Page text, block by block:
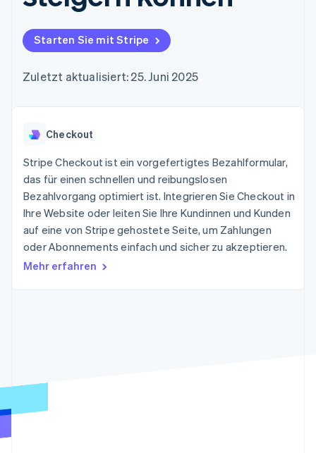
Zugriff auf mehr als
125
Terminal
Zahlungen vor Ort
Boost
Autorisierungsraten
Beschleunigter
Financial
Connections
Verbundene
Finanzdaten
Data Pipeline
Product roadmap
CO₂-Entnahme
Geldmanagement
SaaS
Bewirtung, Reisen und
Freizeit
Versicherungen
Medien und
Unterhaltung
Gemeinnützige
Organisationen
Fachdienstleistungen
Öffentlicher Sektor
Einzelhandel
Marktplatz auf
Abonnementverwaltung
nutzungsbasierte
Karten ausgeben: So
Diensten mit Agenten
Ressourcen
App-Integrationen
Code-Beispiele
Entwickler-Blog
API-Status
Stripe Sessions
Karriere
Stripe Press
kontaktieren
Partner werden
Starten Sie mit Stripe
Zuletzt aktualisiert: 25. Juni 2025
Checkout
Stripe Checkout ist ein vorgefertigtes Bezahlformular,
das für einen schnellen und reibungslosen
Bezahlvorgang optimiert ist. Integrieren Sie Checkout in
Ihre Website oder leiten Sie Ihre Kundinnen und Kunden
auf eine von Stripe gehostete Seite, um Zahlungen
oder Abonnements einfach und sicher zu akzeptieren.
Mehr erfahren